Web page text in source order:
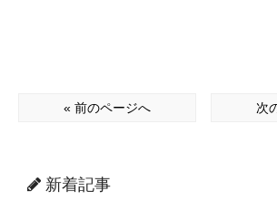
« 前のページへ 次
新着記事